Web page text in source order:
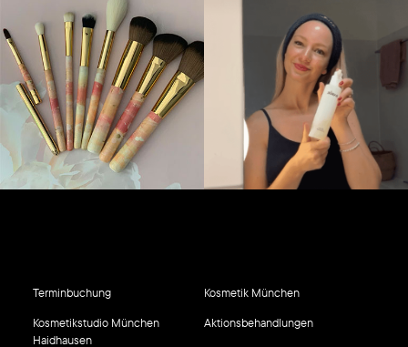
Terminbuchung
Kosmetikstudio München
Haidhausen
Kosmetik München
Aktionsbehandlungen